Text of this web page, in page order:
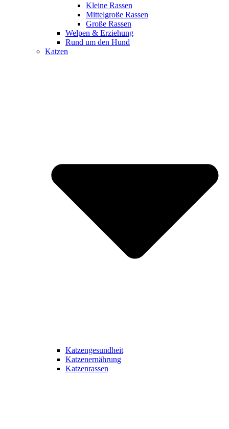
Kleine Rassen
Mittelgroße Rassen
Große Rassen
Welpen & Erziehung
Rund um den Hund
Katzen
Katzengesundheit
Katzenernährung
Katzenrassen